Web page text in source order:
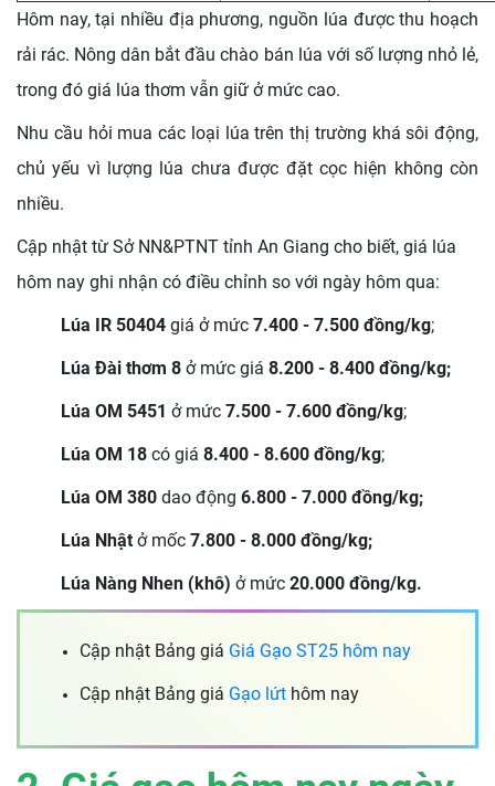
Hôm nay, tại nhiều địa phương, nguồn lúa được thu hoạch
rải rác. Nông dân bắt đầu chào bán lúa với số lượng nhỏ lẻ,
trong đó giá lúa thơm vẫn giữ ở mức cao.
Nhu cầu hỏi mua các loại lúa trên thị trường khá sôi động,
chủ yếu vì lượng lúa chưa được đặt cọc hiện không còn
nhiều.
Cập nhật từ Sở NN&PTNT tỉnh An Giang cho biết, giá lúa
hôm nay ghi nhận có điều chỉnh so với ngày hôm qua:
Lúa IR 50404 giá ở mức 7.400 - 7.500 đồng/kg;
Lúa Đài thơm 8 ở mức giá 8.200 - 8.400 đồng/kg;
Lúa OM 5451 ở mức 7.500 - 7.600 đồng/kg;
Lúa OM 18 có giá 8.400 - 8.600 đồng/kg;
Lúa OM 380 dao động 6.800 - 7.000 đồng/kg;
Lúa Nhật ở mốc 7.800 - 8.000 đồng/kg;
Lúa Nàng Nhen (khô) ở mức 20.000 đồng/kg.
Cập nhật Bảng giá Giá Gạo ST25 hôm nay
Cập nhật Bảng giá Gạo lứt hôm nay